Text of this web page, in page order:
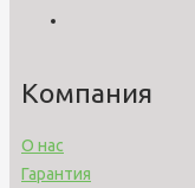
Компания
О нас
Гарантия